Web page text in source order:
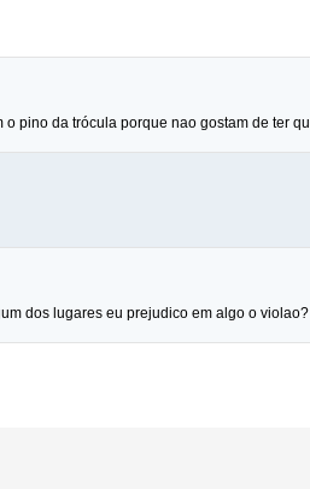
o pino da trócula porque nao gostam de ter
dos lugares eu prejudico em algo o violao?